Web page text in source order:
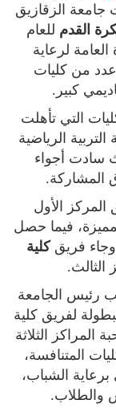
جامعة الزقازيق
القدم للعام
العامة لرعاية
من كليات
كبير.
التي تأهلت
التربية الرياضية
سادت أجواء
المشاركة.
الأول
مميزة، فيما حصل
وجاء فريقكلية
الثالث.
رئيس الجامعة
لفريق كلية
المراكز الثلاثة
المتنافسة،
برعاية الشباب،
والطلاب.